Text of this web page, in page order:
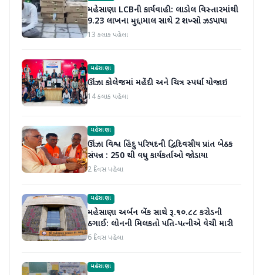
મહેસાણા LCBની કાર્યવાહી: લાડોલ વિસ્તારમાંથી
9.23 લાખના મુદ્દામાલ સાથે 2 શખ્સો ઝડપાયા
13 કલાક પહેલા
મહેસાણા
ઊંઝા કોલેજમાં મહેંદી અને ચિત્ર સ્પર્ધા યોજાઇ
14 કલાક પહેલા
મહેસાણા
ઊંઝા વિશ્વ હિંદુ પરિષદની દ્વિદિવસીય પ્રાંત બેઠક
સંપન્ન : 250 થી વધુ કાર્યકર્તાઓ જોડાયા
2 દિવસ પહેલા
મહેસાણા
મહેસાણા અર્બન બેંક સાથે રૂ.૧૦.૮૮ કરોડની
ઠગાઈ: લોનની મિલકતો પતિ-પત્નીએ વેચી મારી
6 દિવસ પહેલા
મહેસાણા